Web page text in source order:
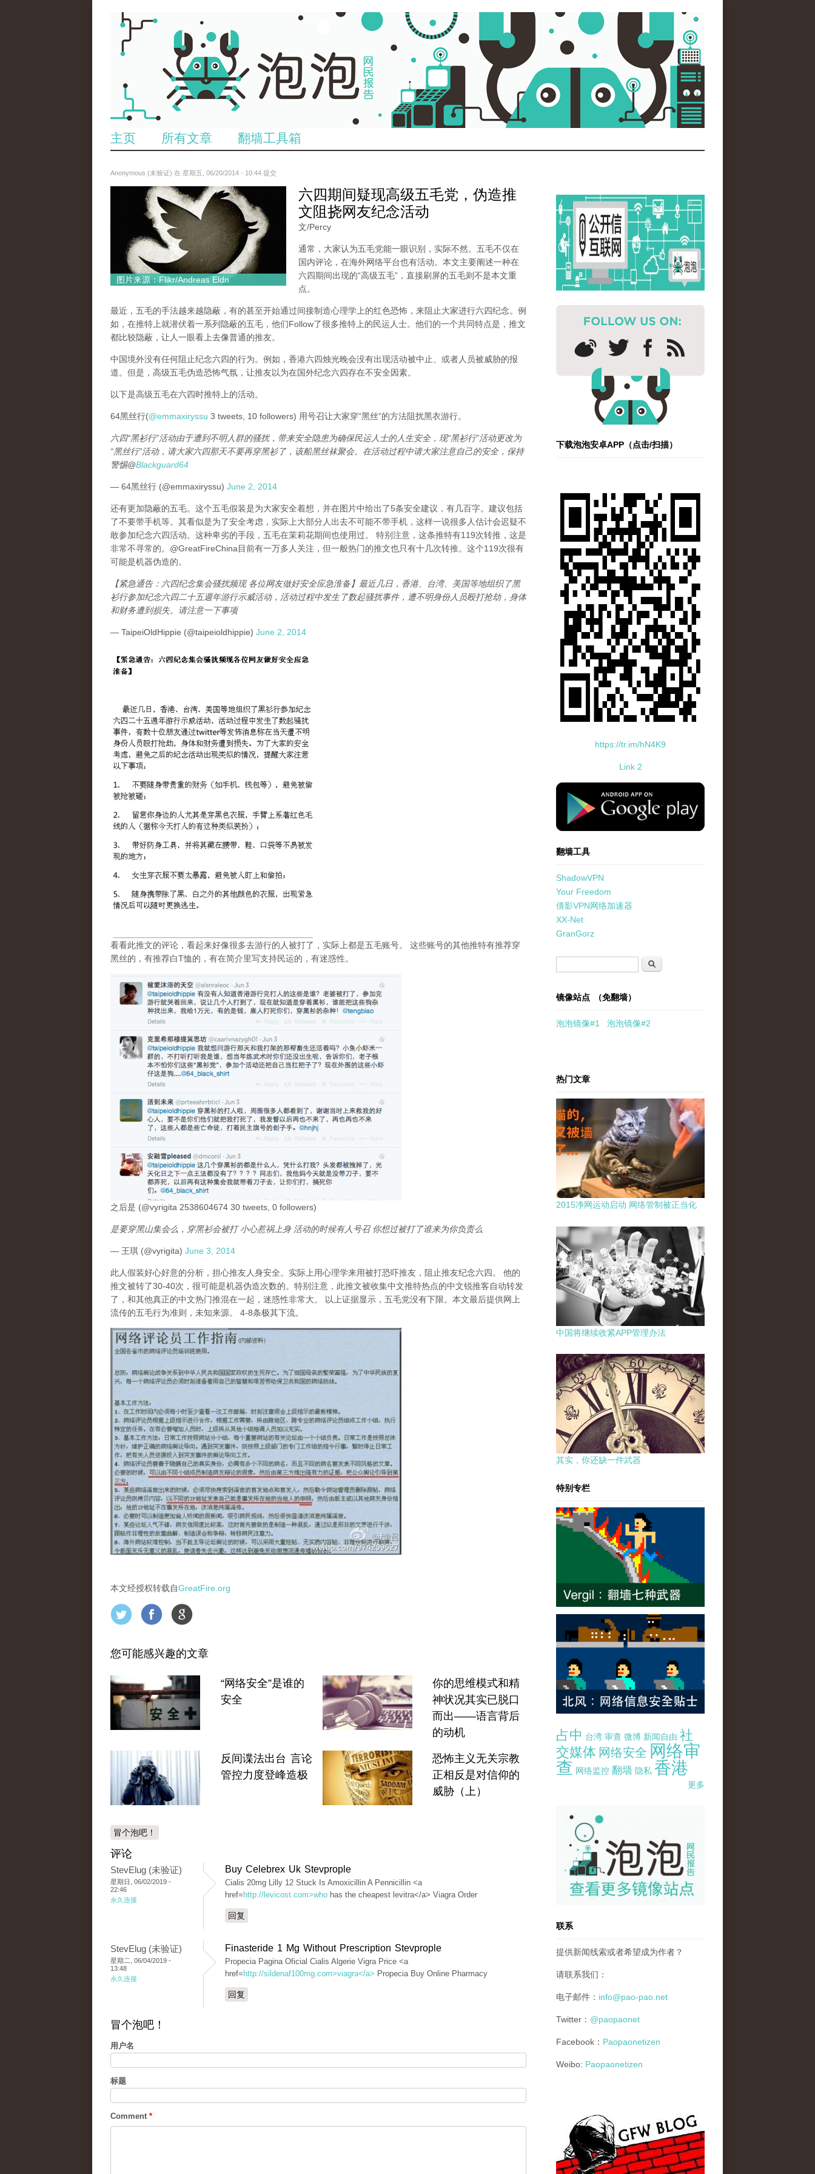
主页 所有文章 翻墙工具箱
Anonymous (未验证) 在 星期五, 06/20/2014 - 10:44 提交
5858249526_2298a25375_z.jpg
图片来源：Flikr/Andreas Eldn
六四期间疑现高级五毛党，伪造推
文阻挠网友纪念活动
文/Percy
通常，大家认为五毛党能一眼识别，实际不然。五毛不仅在
国内评论，在海外网络平台也有活动。本文主要阐述一种在
六四期间出现的“高级五毛”，直接刷屏的五毛则不是本文重
点。
最近，五毛的手法越来越隐蔽，有的甚至开始通过间接制造心理学上的红色恐怖，来阻止大家进行六四纪念。例
如，在推特上就潜伏着一系列隐蔽的五毛，他们Follow了很多推特上的民运人士。他们的一个共同特点是，推文
都比较隐蔽，让人一眼看上去像普通的推友。
中国境外没有任何阻止纪念六四的行为。例如，香港六四烛光晚会没有出现活动被中止、或者人员被威胁的报
道。但是，高级五毛伪造恐怖气氛，让推友以为在国外纪念六四存在不安全因素。
以下是高级五毛在六四时推特上的活动。
64黑丝行(@emmaxiryssu 3 tweets, 10 followers) 用号召让大家穿“黑丝”的方法阻扰黑衣游行。
六四“黑衫行”活动由于遭到不明人群的骚扰，带来安全隐患为确保民运人士的人生安全，现“黑衫行”活动更改为
“黑丝行”活动，请大家六四那天不要再穿黑衫了，该船黑丝袜聚会。在活动过程中请大家注意自己的安全，保持
警惕@Blackguard64
— 64黑丝行 (@emmaxiryssu) June 2, 2014
还有更加隐蔽的五毛。这个五毛假装是为大家安全着想，并在图片中给出了5条安全建议，有几百字。建议包括
了不要带手机等。其看似是为了安全考虑，实际上大部分人出去不可能不带手机，这样一说很多人估计会迟疑不
敢参加纪念六四活动。这种卑劣的手段，五毛在茉莉花期间也使用过。 特别注意，这条推特有119次转推，这是
非常不寻常的。@GreatFireChina目前有一万多人关注，但一般热门的推文也只有十几次转推。这个119次很有
可能是机器伪造的。
【紧急通告：六四纪念集会骚扰频现 各位网友做好安全应急淮备】最近几日，香港、台湾、美国等地组织了黑
衫行参加纪念六四二十五週年游行示威活动，活动过程中发生了数起骚扰事件，遭不明身份人员殴打抢劫，身体
和财务遭到损失。请注意一下事项
— TaipeiOldHippie (@taipeioldhippie) June 2, 2014
看看此推文的评论，看起来好像很多去游行的人被打了，实际上都是五毛账号。 这些账号的其他推特有推荐穿
黑丝的，有推荐白T恤的，有在简介里写支持民运的，有迷惑性。
之后是 (@vyrigita 2538604674 30 tweets, 0 followers)
是要穿黑山集会么，穿黑衫会被打 小心惹祸上身 活动的时候有人号召 你想过被打了谁来为你负责么
— 王琪 (@vyrigita) June 3, 2014
此人假装好心好意的分析，担心推友人身安全。实际上用心理学来用被打恐吓推友，阻止推友纪念六四。 他的
推文被转了30-40次，很可能是机器伪造次数的。特别注意，此推文被收集中文推特热点的中文锐推客自动转发
了，和其他真正的中文热门推混在一起，迷惑性非常大。 以上证据显示，五毛党没有下限。本文最后提供网上
流传的五毛行为准则，未知来源。 4-8条极其下流。
本文经授权转载自GreatFire.org
您可能感兴趣的文章
“网络安全”是谁的
安全
你的思维模式和精
神状况其实已脱口
而出——语言背后
的动机
反间谍法出台 言论
管控力度登峰造极
恐怖主义无关宗教
正相反是对信仰的
威胁（上）
冒个泡吧！
评论
StevElug (未验证)
星期日, 06/02/2019 -
22:46
永久连接
Buy Celebrex Uk Stevprople
Cialis 20mg Lilly 12 Stuck Is Amoxicillin A Pennicillin <a
href= http://levicost.com>who has the cheapest levitra</a> Viagra Order
回复
StevElug (未验证)
星期二, 06/04/2019 -
13:48
永久连接
Finasteride 1 Mg Without Prescription Stevprople
Propecia Pagina Oficial Cialis Algerie Vigra Price <a
href= http://sildenaf100mg.com>viagra</a> Propecia Buy Online Pharmacy
回复
冒个泡吧！
用户名
标题
Comment *
下载泡泡安卓APP（点击/扫描）
https://tr.im/hN4K9
Link 2
standard-icon-googleplay-app-store.png
翻墙工具
ShadowVPN
Your Freedom
倩影VPN网络加速器
XX-Net
GranGorz
搜索
镜像站点 （免翻墙）
泡泡镜像#1 泡泡镜像#2
热门文章
2015净网运动启动 网络管制被正当化
中国将继续收紧APP管理办法
其实，你还缺一件武器
特别专栏
占中 台湾 审查 微博 新闻自由 社
交媒体 网络安全 网络审
查 网络监控 翻墙 隐私 香港
更多
pao-pao-banner-mirror-site-120814.jpg
联系
提供新闻线索或者希望成为作者？
请联系我们：
电子邮件： info@pao-pao.net
Twitter： @paopaonet
Facebook： Paopaonetizen
Weibo: Paopaonetizen
gfw_blog_small.jpg